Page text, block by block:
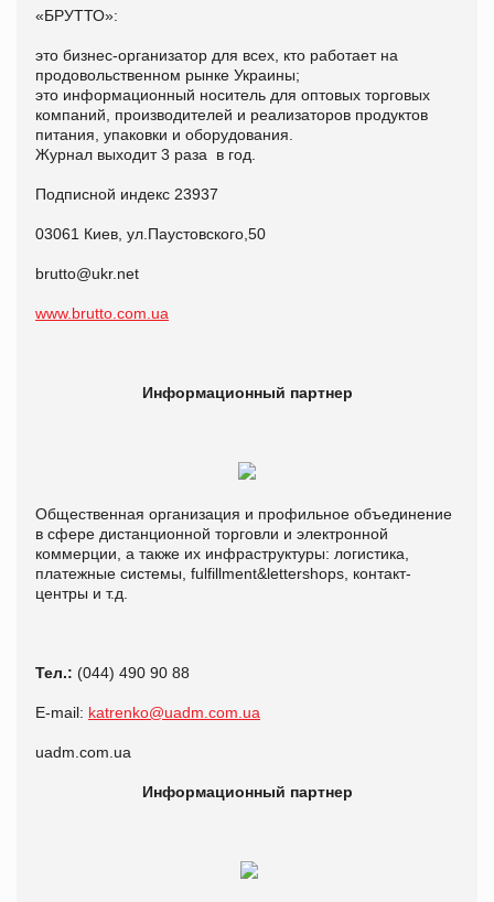
«БРУТТО»:
это бизнес-организатор для всех, кто работает на
продовольственном рынке Украины;
это информационный носитель для оптовых торговых
компаний, производителей и реализаторов продуктов
питания, упаковки и оборудования.
Журнал выходит 3 раза в год.
Подписной индекс 23937
03061 Киев, ул.Паустовского,50
brutto@ukr.net
www.brutto.com.ua
Информационный партнер
Общественная организация и профильное объединение
в сфере дистанционной торговли и электронной
коммерции, а также их инфраструктуры: логистика,
платежные системы, fulfillment&lettershops, контакт-
центры и т.д.
Тел.: (044) 490 90 88
E-mail: katrenko@uadm.com.ua
uadm.com.ua
Информационный партнер